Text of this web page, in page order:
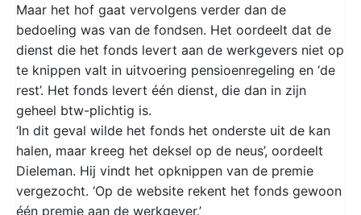
Maar het hof gaat vervolgens verder dan de
bedoeling was van de fondsen. Het oordeelt dat de
dienst die het fonds levert aan de werkgevers niet op
te knippen valt in uitvoering pensioenregeling en ‘de
rest’. Het fonds levert één dienst, die dan in zijn
geheel btw-plichtig is.
‘In dit geval wilde het fonds het onderste uit de kan
halen, maar kreeg het deksel op de neus’, oordeelt
Dieleman. Hij vindt het opknippen van de premie
vergezocht. ‘Op de website rekent het fonds gewoon
één premie aan de werkgever.’